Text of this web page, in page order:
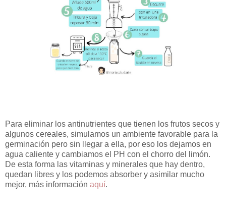
Para eliminar los antinutrientes que tienen los frutos secos y
algunos cereales, simulamos un ambiente favorable para la
germinación pero sin llegar a ella, por eso los dejamos en
agua caliente y cambiamos el PH con el chorro del limón.
De esta forma las vitaminas y minerales que hay dentro,
quedan libres y los podemos absorber y asimilar mucho
mejor, más información aquí.